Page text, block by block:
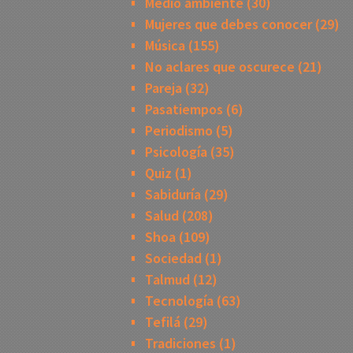
Mujeres que debes conocer(29)
Música (155)
No aclares que oscurece (21)
Pareja (32)
Pasatiempos (6)
Periodismo (5)
Psicología (35)
Quiz (1)
Sabiduría (29)
Salud (208)
Shoa (109)
Sociedad (1)
Talmud (12)
Tecnología (63)
Tefilá (29)
Tradiciones (1)